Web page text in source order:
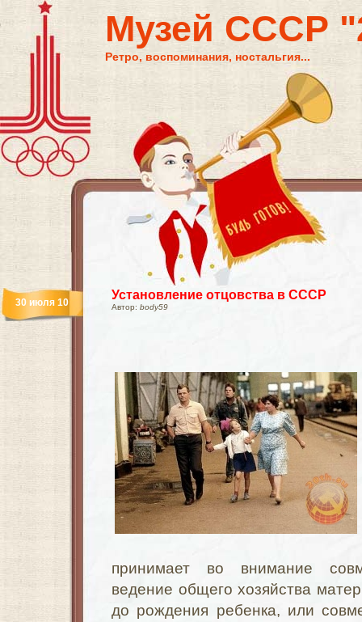
Музей СССР
Ретро, воспоминания, ностальгия...
Установление отцовства в СССР
Автор: body59
30 июля 10
принимает во внимание
ведение общего хозяйства
до рождения ребенка, или